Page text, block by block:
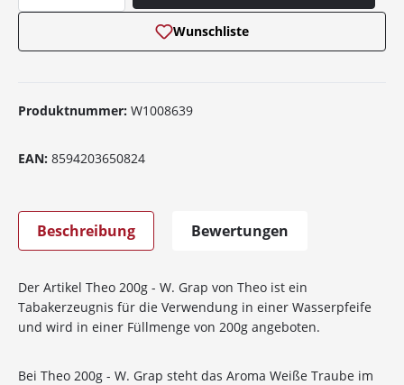
Wunschliste
Produktnummer: W1008639
EAN: 8594203650824
Beschreibung Bewertungen
Der Artikel Theo 200g - W. Grap von Theo ist ein
Tabakerzeugnis für die Verwendung in einer Wasserpfeife
und wird in einer Füllmenge von 200g angeboten.
Bei Theo 200g - W. Grap steht das Aroma Weiße Traube im